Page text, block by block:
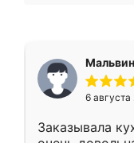
6 августа
Заказывала